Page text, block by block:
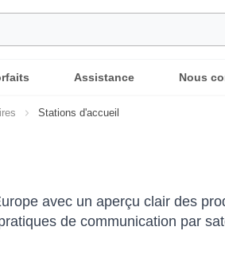
Assistance Nous
Stations d'accueil
avec un aperçu clair des
de communication par